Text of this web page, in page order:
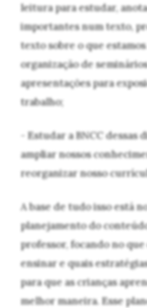
leitura para estudar,
importantes num texto,
texto sobre o que
organização de
apresentações para
trabalho;
- Estudar a BNCC dessas
ampliar nossos
reorganizar nosso
A base de tudo isso está
planejamento do
professor, focando no
ensinar e quais
para que as crianças
melhor maneira. Esse